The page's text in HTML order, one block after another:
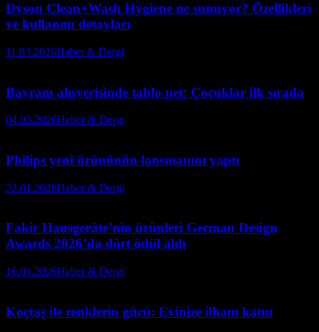
Dyson Clean+Wash Hygiene ne sunuyor? Özellikleri
ve kullanım detayları
11.03.2026Haber & Dergi
Bayram alışverişinde tablo net: Çocuklar ilk sırada
04.03.2026Haber & Dergi
Philips yeni ürününün lansmanını yaptı
22.01.2026Haber & Dergi
Fakir Hausgeräte’nin ürünleri German Design
Awards 2026’da dört ödül aldı
16.01.2026Haber & Dergi
Koçtaş ile renklerin gücü: Evinize ilham katın